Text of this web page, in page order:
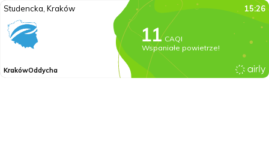
Studencka, Kraków 15:26
CAQI
Wspaniałe powietrze!
KrakówOddycha